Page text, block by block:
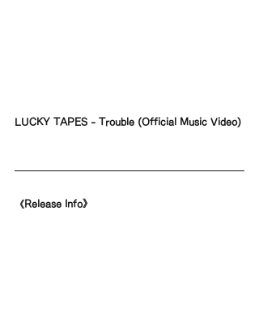
LUCKY TAPES - Trouble (Official Music Video)
《Release Info》